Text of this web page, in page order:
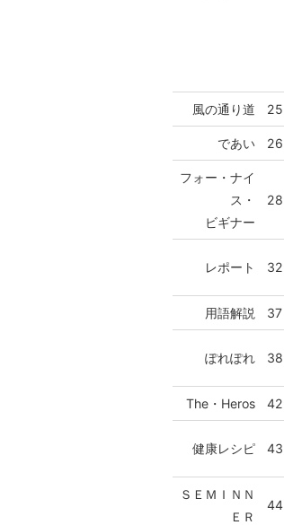
風の通り道 25
であい 26
フォー・ナイ
ス・
ビギナー
28
レポート 32
用語解説 37
ぽれぽれ 38
The・Heros 42
健康レシピ 43
ＳＥＭＩＮＮ
ＥＲ
44